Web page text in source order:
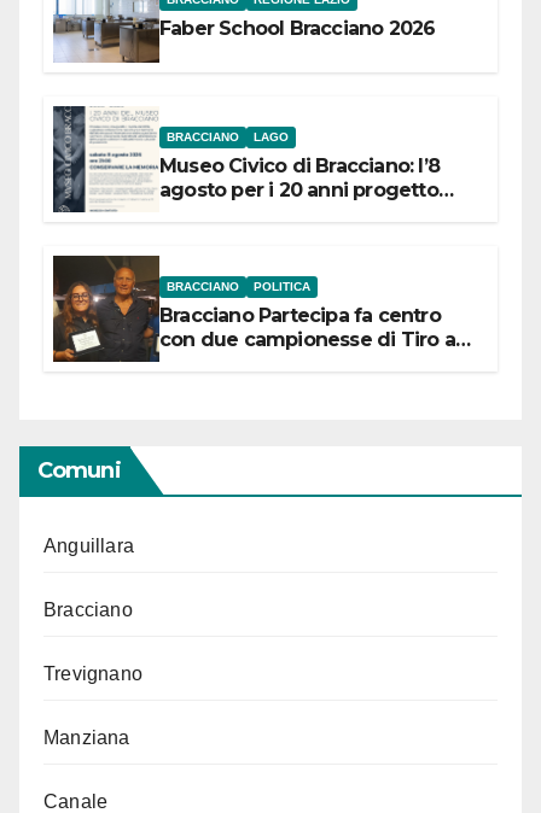
Faber School Bracciano 2026
BRACCIANO LAGO
Museo Civico di Bracciano: l’8
agosto per i 20 anni progetto
BRACCIANO POLITICA
Bracciano Partecipa fa centro
con due campionesse di Tiro a
Comuni
Anguillara
Bracciano
Trevignano
Manziana
Canale